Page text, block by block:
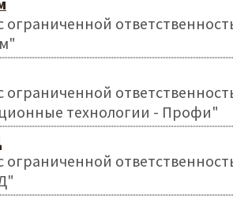
ограниченной
ограниченной
технологии - Профи"
ограниченной